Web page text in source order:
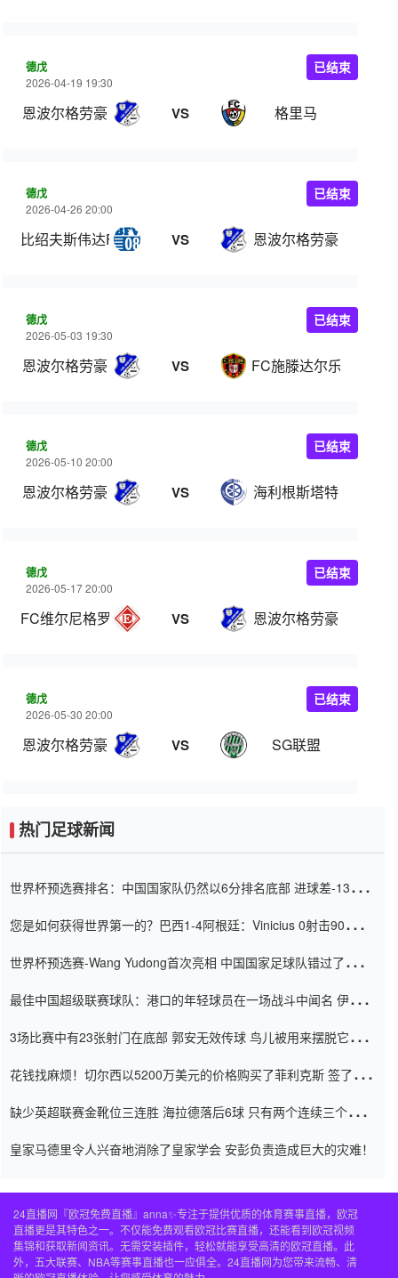
德戊
2026-04-19 19:30
恩波尔格劳豪 VS 格里马
已结束
德戊
2026-04-26 20:00
比绍夫斯伟达FV VS 恩波尔格劳豪
已结束
德戊
2026-05-03 19:30
恩波尔格劳豪 VS FC施滕达尔乐
已结束
德戊
2026-05-10 20:00
恩波尔格劳豪 VS 海利根斯塔特
已结束
德戊
2026-05-17 20:00
FC维尔尼格罗德 VS 恩波尔格劳豪
已结束
德戊
2026-05-30 20:00
恩波尔格劳豪 VS SG联盟
已结束
热门足球新闻
世界杯预选赛排名：中国国家队仍然以6分排名底部 进球差-13令人
您是如何获得世界第一的？巴西1-4阿根廷：Vinicius 0射击90分钟
世界杯预选赛-Wang Yudong首次亮相 中国国家足球队错过了世界
最佳中国超级联赛球队：港口的年轻球员在一场战斗中闻名 伊万放
3场比赛中有23张射门在底部 郭安无效传球 鸟儿被用来摆脱它
花钱找麻烦！切尔西以5200万美元的价格购买了菲利克斯 签了7年
缺少英超联赛金靴位三连胜 海拉德落后6球 只有两个连续三个连续
皇家马德里令人兴奋地消除了皇家学会 安彭负责造成巨大的灾难！
24直播网『欧冠免费直播』anna✨专注于提供优质的体育赛事直播，欧冠
直播更是其特色之一。不仅能免费观看欧冠比赛直播，还能看到欧冠视频
集锦和获取新闻资讯。无需安装插件，轻松就能享受高清的欧冠直播。此
外，五大联赛、NBA等赛事直播也一应俱全。24直播网为您带来流畅、清